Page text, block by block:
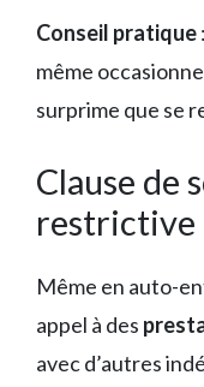
Conseil pratique
même
surprime que se
Clause de
restrictive
Même en auto-
appel à des
avec d’autres